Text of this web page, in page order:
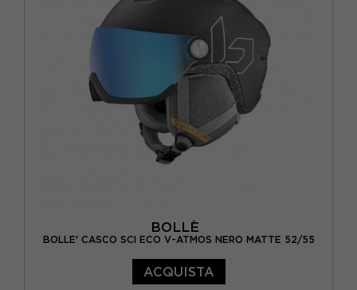
BOLLÈ
BOLLE' CASCO SCI ECO V-ATMOS NERO MATTE 52/55
ACQUISTA